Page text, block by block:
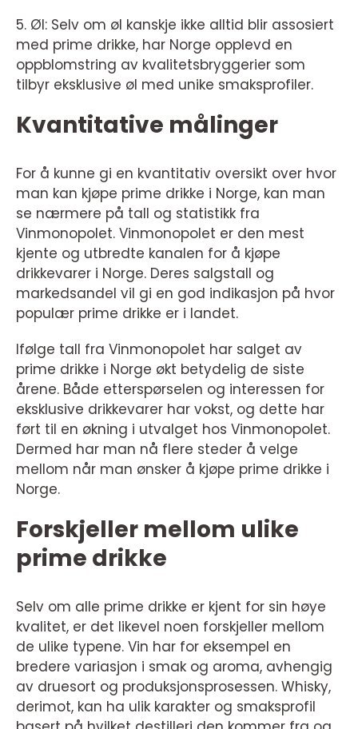
5. Øl: Selv om øl kanskje ikke alltid blir assosiert
med prime drikke, har Norge opplevd en
oppblomstring av kvalitetsbryggerier som
tilbyr eksklusive øl med unike smaksprofiler.
Kvantitative målinger
For å kunne gi en kvantitativ oversikt over hvor
man kan kjøpe prime drikke i Norge, kan man
se nærmere på tall og statistikk fra
Vinmonopolet. Vinmonopolet er den mest
kjente og utbredte kanalen for å kjøpe
drikkevarer i Norge. Deres salgstall og
markedsandel vil gi en god indikasjon på hvor
populær prime drikke er i landet.
Ifølge tall fra Vinmonopolet har salget av
prime drikke i Norge økt betydelig de siste
årene. Både etterspørselen og interessen for
eksklusive drikkevarer har vokst, og dette har
ført til en økning i utvalget hos Vinmonopolet.
Dermed har man nå flere steder å velge
mellom når man ønsker å kjøpe prime drikke i
Norge.
Forskjeller mellom ulike
prime drikke
Selv om alle prime drikke er kjent for sin høye
kvalitet, er det likevel noen forskjeller mellom
de ulike typene. Vin har for eksempel en
bredere variasjon i smak og aroma, avhengig
av druesort og produksjonsprosessen. Whisky,
derimot, kan ha ulik karakter og smaksprofil